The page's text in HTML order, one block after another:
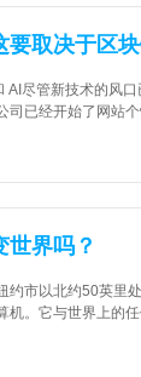
要取决于区
AI尽管新技术的风
已经开始了网站
世界吗？
市以北约50英里
。它与世界上的